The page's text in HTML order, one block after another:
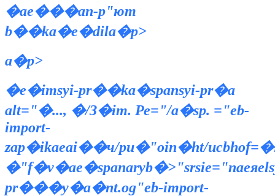
�aе���an-p"ют
b��ka�e�dila�p>
a�p>
�e�imsyi-pr��ka�spansyi-pr�a
alt="�..., �/З�im. Ре="/a�sp. ="eb-
import-
zap�ikaeai��ч/pu�"oin�ht/
pr���y�a�nt.og"eb-import-